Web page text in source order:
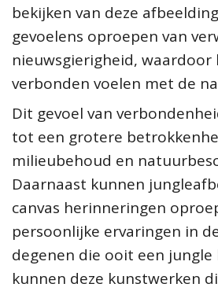
bekijken van deze
gevoelens oproepen van
nieuwsgierigheid, waardoor
verbonden voelen met de
Dit gevoel van
tot een grotere
milieubehoud en
Daarnaast kunnen
canvas herinneringen
persoonlijke ervaringen in
degenen die ooit een
kunnen deze kunstwerken